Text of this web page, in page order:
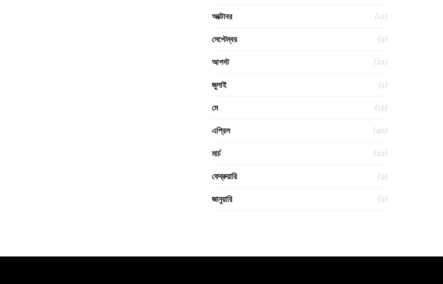
অক্টোবর (12)
সেপ্টেম্বর (8)
আগস্ট (22)
জুলাই (3)
মে (18)
এপ্রিল (40)
মার্চ (22)
ফেব্রুয়ারি (9)
জানুয়ারি (8)